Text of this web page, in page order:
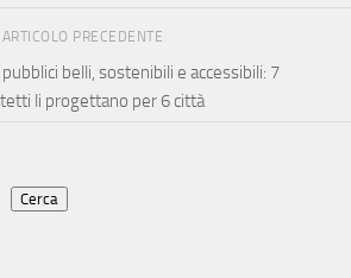
ARTICOLO PRECEDENTE
belli, sostenibili e accessibili: 7
li progettano per 6 città
Cerca